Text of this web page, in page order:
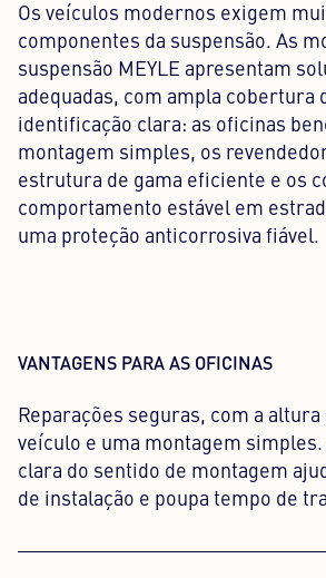
Os veículos modernos exigem
componentes da suspensão. As
suspensão MEYLE apresentam
adequadas, com ampla cobertura
identificação clara: as oficinas
montagem simples, os
estrutura de gama eficiente e os
comportamento estável em
uma proteção anticorrosiva fiável.
VANTAGENS PARA AS OFICINAS
Reparações seguras, com a
veículo e uma montagem
clara do sentido de montagem
de instalação e poupa tempo de